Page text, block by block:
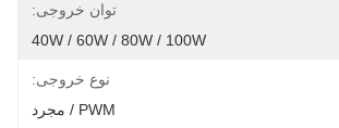
توان خروجی:
40W / 60W / 80W / 100W
نوع خروجی:
PWM / مجرد